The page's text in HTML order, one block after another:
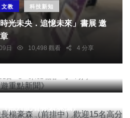
文教 科技新知
光未央．追憶未來」書展 邀
日 10,498 觀看 4 分享
旅遊
遊重點新聞》
健康 文教
長楊豪森（前排中）歡迎15